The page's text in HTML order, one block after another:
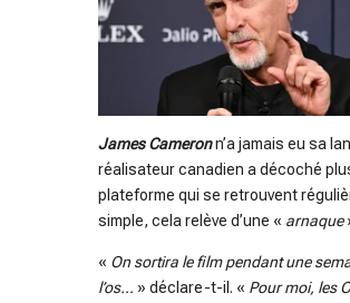
James Cameronn’a jamais eu sa
réalisateur canadien a décoché
plateforme qui se retrouvent
simple, cela relève d’une « arnaque
« On sortira le film pendant une
l’os… » déclare-t-il. « Pour moi, les